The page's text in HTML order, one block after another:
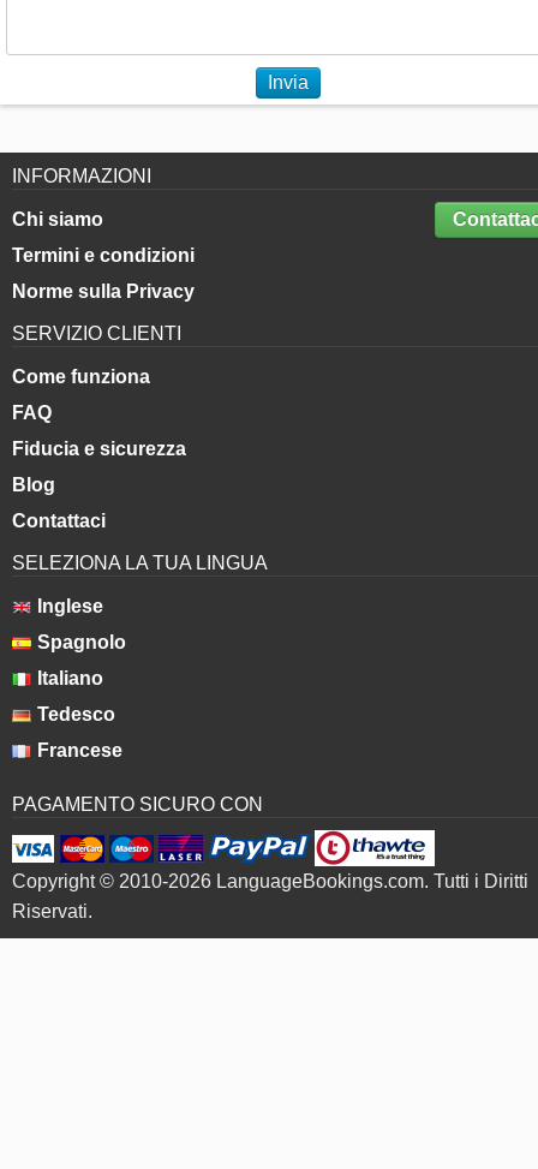
Invia
INFORMAZIONI
Chi siamo
Termini e condizioni
Norme sulla Privacy
SERVIZIO CLIENTI
Come funziona
FAQ
Fiducia e sicurezza
Blog
Contattaci
SELEZIONA LA TUA LINGUA
Inglese
Spagnolo
Italiano
Tedesco
Francese
PAGAMENTO SICURO CON
Copyright © 2010-2026 LanguageBookings.com. Tutti i Diritti
Riservati.